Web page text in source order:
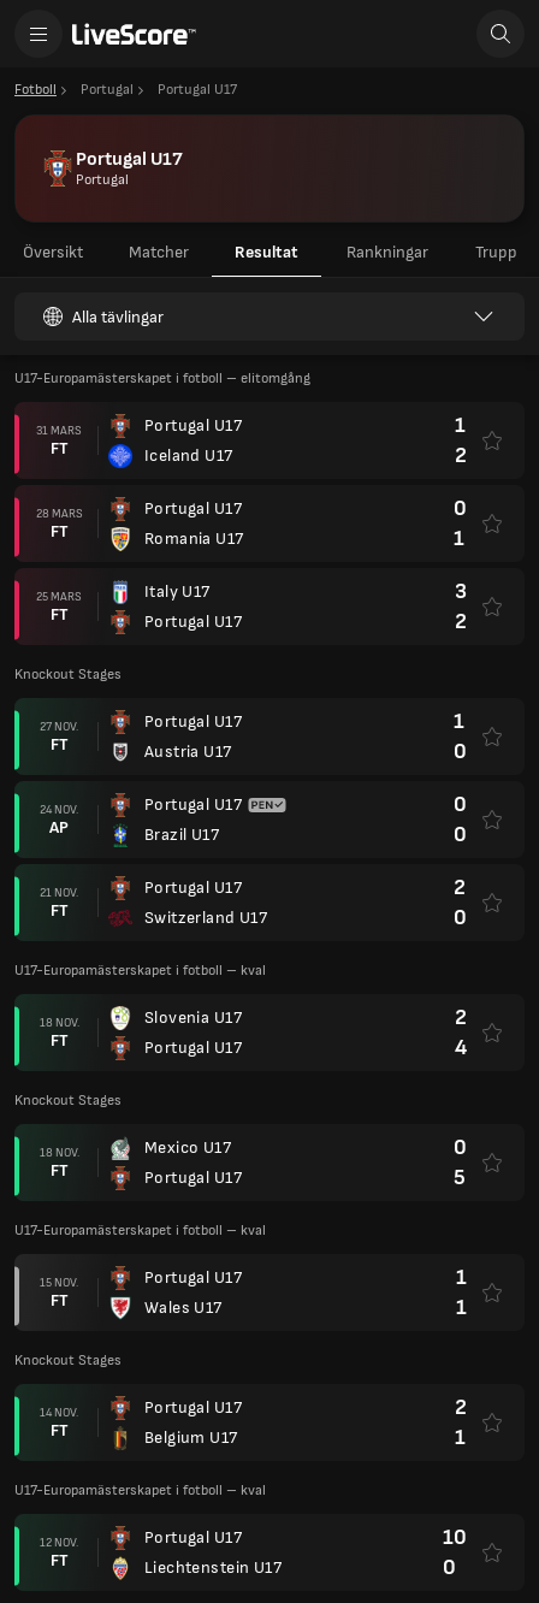
Fotboll Portugal Portugal U17
Portugal U17
Portugal
Översikt Matcher Resultat Rankningar Trupp
Alla tävlingar
U17-Europamästerskapet i fotboll – elitomgång
31 MARS
FT
Portugal U17
Iceland U17
1
2
28 MARS
FT
Portugal U17
Romania U17
0
1
25 MARS
FT
Italy U17
Portugal U17
3
2
Knockout Stages
27 NOV.
FT
Portugal U17
Austria U17
1
0
24 NOV.
AP
Portugal U17
Brazil U17
0
0
21 NOV.
FT
Portugal U17
Switzerland U17
2
0
U17-Europamästerskapet i fotboll – kval
18 NOV.
FT
Slovenia U17
Portugal U17
2
4
Knockout Stages
18 NOV.
FT
Mexico U17
Portugal U17
0
5
U17-Europamästerskapet i fotboll – kval
15 NOV.
FT
Portugal U17
Wales U17
1
1
Knockout Stages
14 NOV.
FT
Portugal U17
Belgium U17
2
1
U17-Europamästerskapet i fotboll – kval
12 NOV.
FT
Portugal U17
Liechtenstein U17
10
0